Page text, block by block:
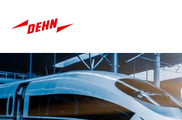
to
main
content